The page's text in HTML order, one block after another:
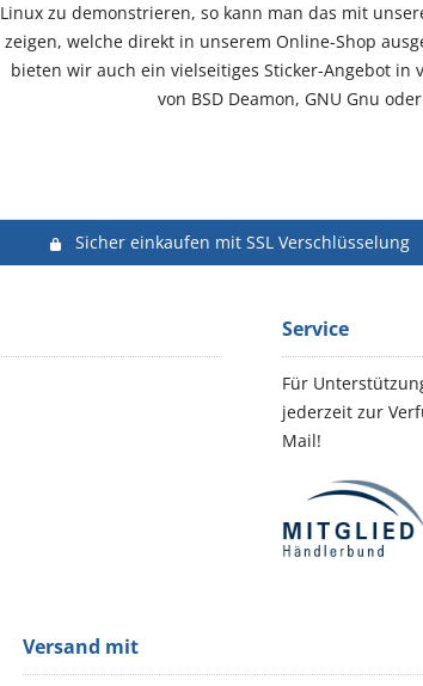
Linux zu demonstrieren, so kann man das mit
zeigen, welche direkt in unserem Online-Shop
bieten wir auch ein vielseitiges Sticker-Angebot in
von BSD Deamon, GNU Gnu
Sicher einkaufen mit SSL Verschlüsselung
Service
Für
jederzeit zur
Mail!
Versand mit